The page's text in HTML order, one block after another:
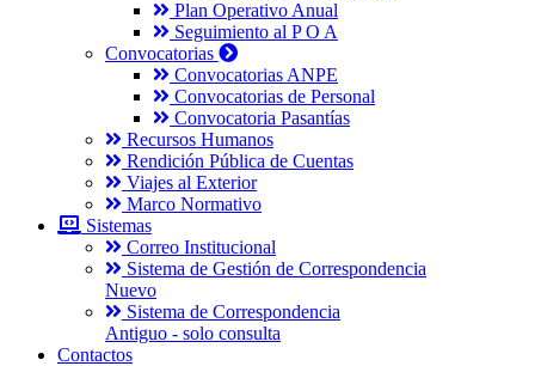
Plan Operativo Anual
Seguimiento al P O A
Convocatorias
Convocatorias ANPE
Convocatorias de Personal
Convocatoria Pasantías
Recursos Humanos
Rendición Pública de Cuentas
Viajes al Exterior
Marco Normativo
Sistemas
Correo Institucional
Sistema de Gestión de Correspondencia
Nuevo
Sistema de Correspondencia
Antiguo - solo consulta
Contactos